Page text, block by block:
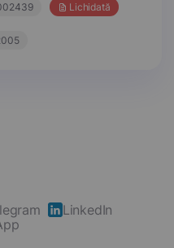
Lichidată
LinkedIn